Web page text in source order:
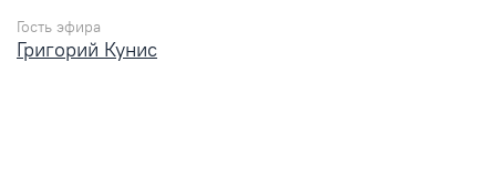
Гость эфира
Григорий Кунис